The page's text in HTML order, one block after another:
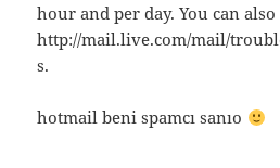
hour and per day. You can
http://mail.live.com/mail/
s.
hotmail beni spamcı sanıo